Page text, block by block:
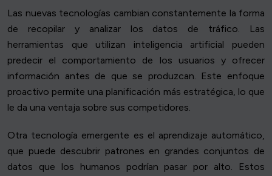
Las nuevas tecnologías cambian constantemente la forma
de recopilar y analizar los datos de tráfico. Las
herramientas que utilizan inteligencia artificial pueden
predecir el comportamiento de los usuarios y ofrecer
información antes de que se produzcan. Este enfoque
proactivo permite una planificación más estratégica, lo que
le da una ventaja sobre sus competidores.
Otra tecnología emergente es el aprendizaje automático,
que puede descubrir patrones en grandes conjuntos de
datos que los humanos podrían pasar por alto. Estos